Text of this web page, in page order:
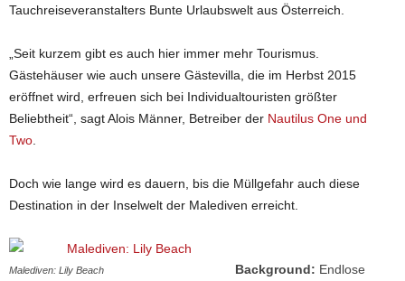
Tauchreiseveranstalters Bunte Urlaubswelt aus Österreich.
„Seit kurzem gibt es auch hier immer mehr Tourismus.
Gästehäuser wie auch unsere Gästevilla, die im Herbst 2015
eröffnet wird, erfreuen sich bei Individualtouristen größter
Beliebtheit“, sagt Alois Männer, Betreiber der Nautilus One und
Two
Doch wie lange wird es dauern, bis die Müllgefahr auch diese
Destination in der Inselwelt der Malediven erreicht.
Malediven: Lily Beach Background: Endlose